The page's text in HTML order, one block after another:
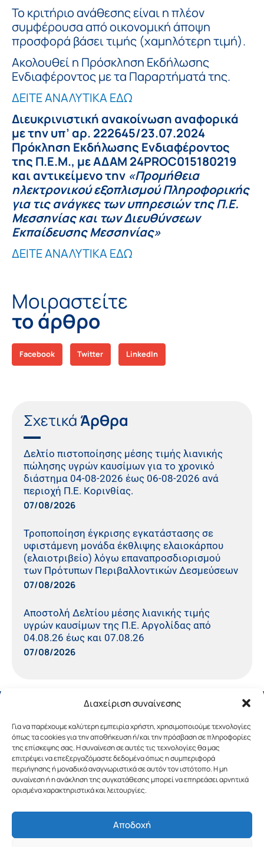
Διαχείριση συναίνεσης
Για να παρέχουμε καλύτερη εμπειρία χρήστη, χρησιμοποιούμε τεχνολογίες
όπως τα cookies για την αποθήκευση ή/και την πρόσβαση σε πληροφορίες
της επίσκεψης σας. Η συναίνεση σε αυτές τις τεχνολογίες θα μας
επιτρέψει να επεξεργαζόμαστε δεδομένα όπως η συμπεριφορά
περιήγησης ή μοναδικά αναγνωριστικά σε αυτόν τον ιστότοπο. Η μη
συναίνεση ή η ανάκληση της συγκατάθεσης μπορεί να επηρεάσει αρνητικά
ορισμένα χαρακτηριστικά και λειτουργίες.
Αποδοχή
Το κριτήριο ανάθεσης είναι η πλέον
συμφέρουσα από οικονομική άποψη
προσφορά βάσει τιμής (χαμηλότερη τιμή).
Ακολουθεί η Πρόσκληση Εκδήλωσης
Ενδιαφέροντος με τα Παραρτήματά της.
ΔΕΙΤΕ ΑΝΑΛΥΤΙΚΑ ΕΔΩ
Διευκρινιστική ανακοίνωση αναφορικά
με την υπ’ αρ. 222645/23.07.2024
Πρόκληση Εκδήλωσης Ενδιαφέροντος
της Π.Ε.Μ., με ΑΔΑΜ 24PROC015180219
και αντικείμενο την «Προμήθεια
ηλεκτρονικού εξοπλισμού Πληροφορικής
για τις ανάγκες των υπηρεσιών της Π.Ε.
Μεσσηνίας και των Διευθύνσεων
Εκπαίδευσης Μεσσηνίας»
ΔΕΙΤΕ ΑΝΑΛΥΤΙΚΑ ΕΔΩ
Μοιραστείτε
το άρθρο
Facebook Twitter LinkedIn
Σχετικά Άρθρα
Δελτίο πιστοποίησης μέσης τιμής λιανικής
πώλησης υγρών καυσίμων για το χρονικό
διάστημα 04-08-2026 έως 06-08-2026 ανά
περιοχή Π.Ε. Κορινθίας.
07/08/2026
Τροποποίηση έγκρισης εγκατάστασης σε
υφιστάμενη μονάδα έκθλιψης ελαιοκάρπου
(ελαιοτριβείο) λόγω επαναπροσδιορισμού
των Πρότυπων Περιβαλλοντικών Δεσμεύσεων
07/08/2026
Αποστολή Δελτίου μέσης λιανικής τιμής
υγρών καυσίμων της Π.Ε. Αργολίδας από
04.08.26 έως και 07.08.26
07/08/2026
Copyright © 2019 Περιφέρεια Πελοποννήσου.